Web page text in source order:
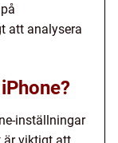
att analysera
inställningar
är viktigt att